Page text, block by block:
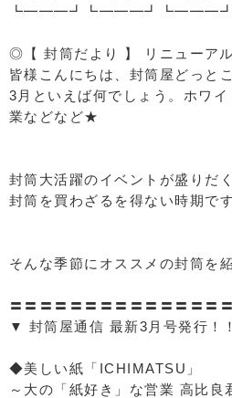
┗━━━┛┗━━━┛┗━━━┛*
◎【 封筒だより 】 リニューア
皆様こんにちは、封筒屋どっと
3月といえば何でしょう。ホワ
業などなど★
封筒大活躍のイベントが盛りだ
封筒を買わざるを得ない時期
そんな季節にオススメの封筒を
〓〓〓〓〓〓〓〓〓〓〓〓〓〓
▼ 封筒屋通信 最新3月号発行！
◆美しい紙「ICHIMATSU」
～大の「紙好き」な営業 高比